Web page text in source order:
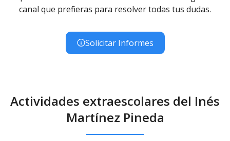
canal que prefieras para resolver todas tus dudas.
Solicitar Informes
Actividades extraescolares del Inés
Martínez Pineda